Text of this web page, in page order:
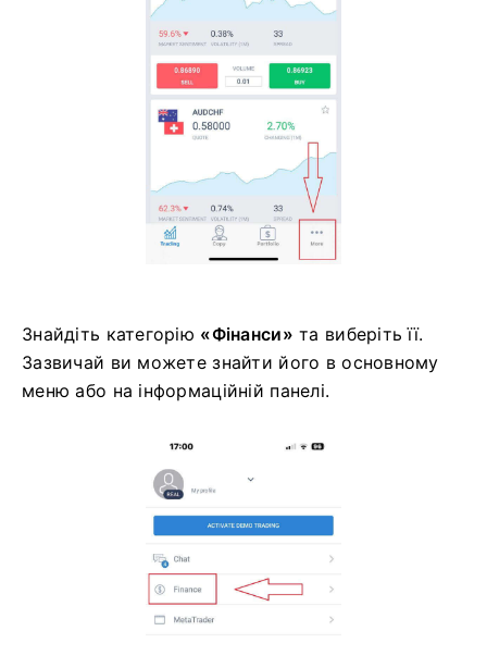
Знайдіть категорію «Фінанси» та виберіть її.
Зазвичай ви можете знайти його в основному
меню або на інформаційній панелі.